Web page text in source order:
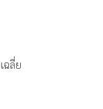
ฉลี่ย